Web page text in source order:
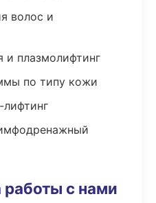
волос и
и плазмолифтинг
по типу кожи
с нами